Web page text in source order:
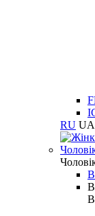
RU UA